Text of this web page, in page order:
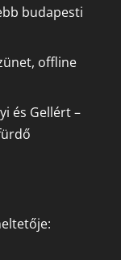
budapesti
offline
és Gellért –